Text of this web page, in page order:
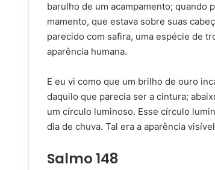
barulho de um acampamento; quando
ma­mento, que estava sobre suas
parecido com safira, uma espécie de
aparência humana.
E eu vi como que um brilho de ouro
daquilo que parecia ser a cintura;
um círculo luminoso. Esse círculo
dia de chuva. Tal era a aparência
Salmo 148